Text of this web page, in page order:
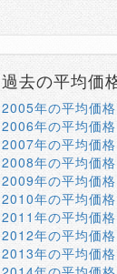
過去の平均価
2005年の平均価格
2006年の平均価格
2007年の平均価格
2008年の平均価格
2009年の平均価格
2010年の平均価格
2011年の平均価格
2012年の平均価格
2013年の平均価格